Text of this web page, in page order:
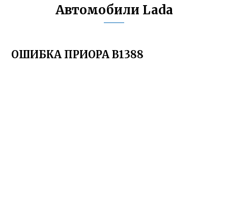
Автомобили Lada
ОШИБКА ПРИОРА B1388